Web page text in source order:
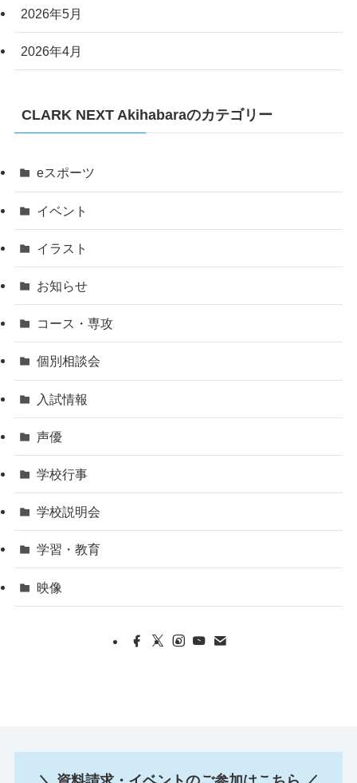
2026年5月
2026年4月
CLARK NEXT Akihabaraのカテゴリー
eスポーツ
イベント
イラスト
お知らせ
コース・専攻
個別相談会
入試情報
声優
学校行事
学校説明会
学習・教育
映像